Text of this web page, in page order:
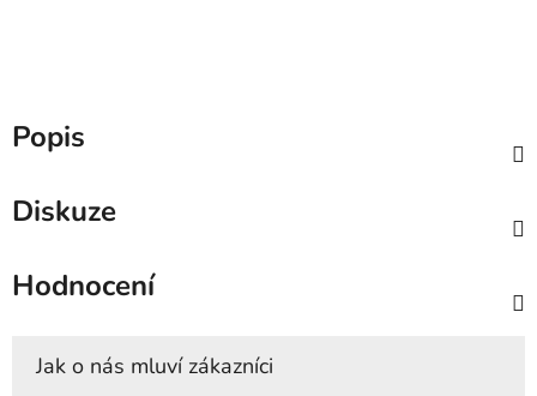
Popis
Diskuze
Hodnocení